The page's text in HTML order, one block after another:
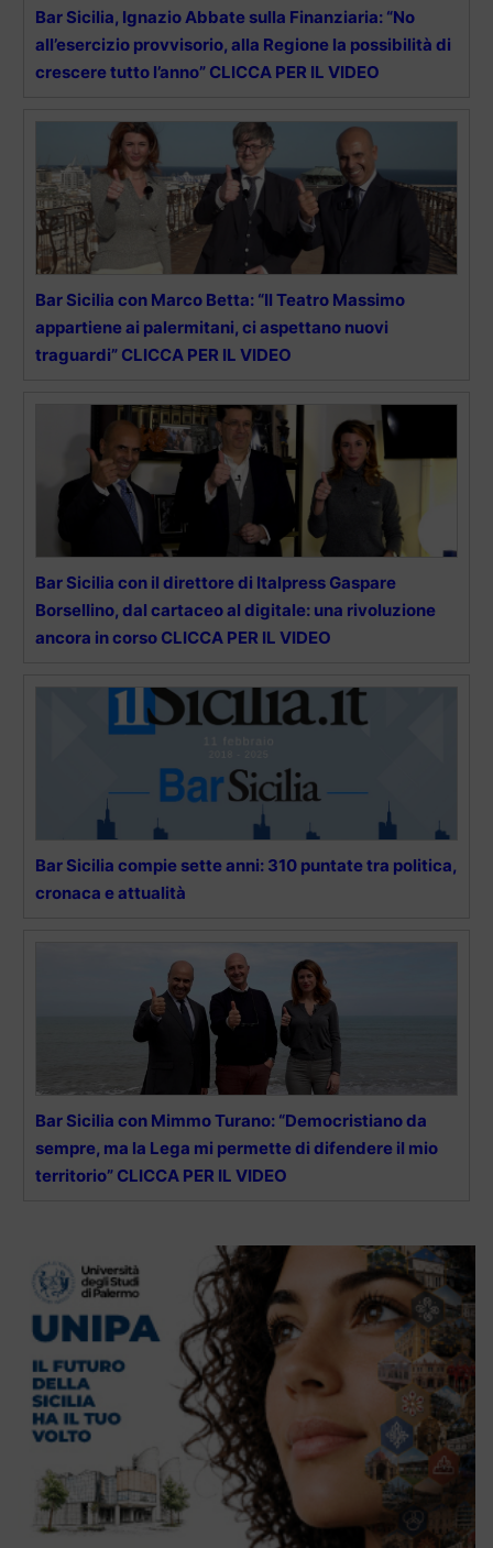
Bar Sicilia, Ignazio Abbate sulla Finanziaria: “No
all’esercizio provvisorio, alla Regione la possibilità di
crescere tutto l’anno” CLICCA PER IL VIDEO
Bar Sicilia con Marco Betta: “Il Teatro Massimo
appartiene ai palermitani, ci aspettano nuovi
traguardi” CLICCA PER IL VIDEO
Bar Sicilia con il direttore di Italpress Gaspare
Borsellino, dal cartaceo al digitale: una rivoluzione
ancora in corso CLICCA PER IL VIDEO
Bar Sicilia compie sette anni: 310 puntate tra politica,
cronaca e attualità
Bar Sicilia con Mimmo Turano: “Democristiano da
sempre, ma la Lega mi permette di difendere il mio
territorio” CLICCA PER IL VIDEO